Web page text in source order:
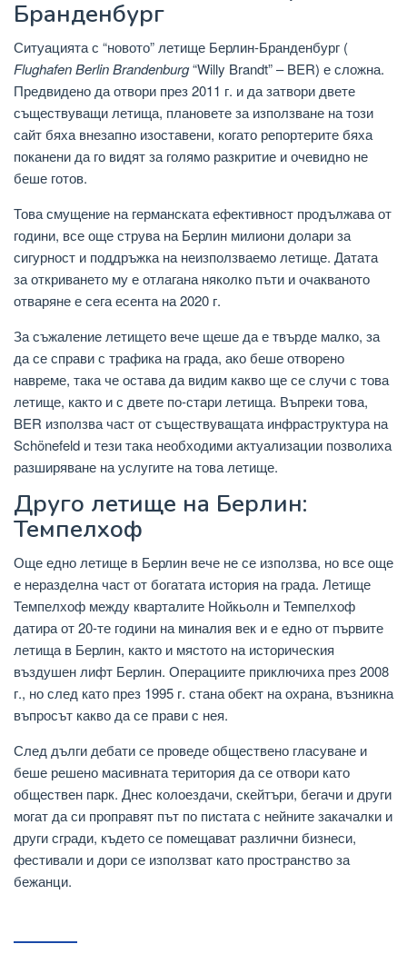
Бранденбург
Ситуацията с “новото” летище Берлин-Бранденбург (
Flughafen Berlin Brandenburg“Willy Brandt” – BER) е сложна.
Предвидено да отвори през 2011 г. и да затвори двете
съществуващи летища, плановете за използване на този
сайт бяха внезапно изоставени, когато репортерите бяха
поканени да го видят за голямо разкритие и очевидно не
беше готов.
Това смущение на германската ефективност продължава от
години, все още струва на Берлин милиони долари за
сигурност и поддръжка на неизползваемо летище. Датата
за откриването му е отлагана няколко пъти и очакваното
отваряне е сега есента на 2020 г.
За съжаление летището вече щеше да е твърде малко, за
да се справи с трафика на града, ако беше отворено
навреме, така че остава да видим какво ще се случи с това
летище, както и с двете по-стари летища. Въпреки това,
BER използва част от съществуващата инфраструктура на
Schönefeld и тези така необходими актуализации позволиха
разширяване на услугите на това летище.
Друго летище на Берлин:
Темпелхоф
Още едно летище в Берлин вече не се използва, но все още
е неразделна част от богатата история на града. Летище
Темпелхоф между кварталите Нойкьолн и Темпелхоф
датира от 20-те години на миналия век и е едно от първите
летища в Берлин, както и мястото на историческия
въздушен лифт Берлин. Операциите приключиха през 2008
г., но след като през 1995 г. стана обект на охрана, възникна
въпросът какво да се прави с нея.
След дълги дебати се проведе обществено гласуване и
беше решено масивната територия да се отвори като
обществен парк. Днес колоездачи, скейтъри, бегачи и други
могат да си проправят път по пистата с нейните закачалки и
други сгради, където се помещават различни бизнеси,
фестивали и дори се използват като пространство за
бежанци.